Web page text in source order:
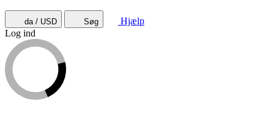
da / USD Søg
Hjælp
Log ind